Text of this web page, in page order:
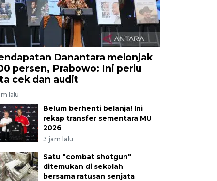
Danantara melonjak
persen, Prabowo: Ini perlu
cek dan audit
lalu
Belum berhenti belanja! Ini
rekap transfer sementara MU
2026
3 jam lalu
Satu "combat shotgun"
ditemukan di sekolah
bersama ratusan senjata